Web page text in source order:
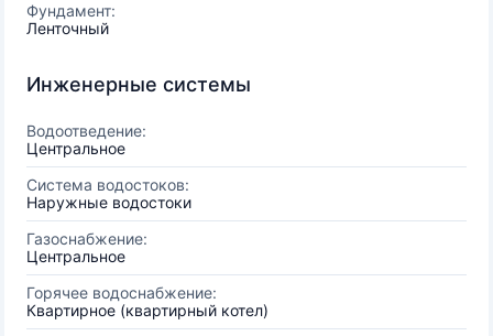
Фундамент:
Ленточный
Инженерные системы
Водоотведение:
Центральное
Система водостоков:
Наружные водостоки
Газоснабжение:
Центральное
Горячее водоснабжение:
Квартирное (квартирный котел)